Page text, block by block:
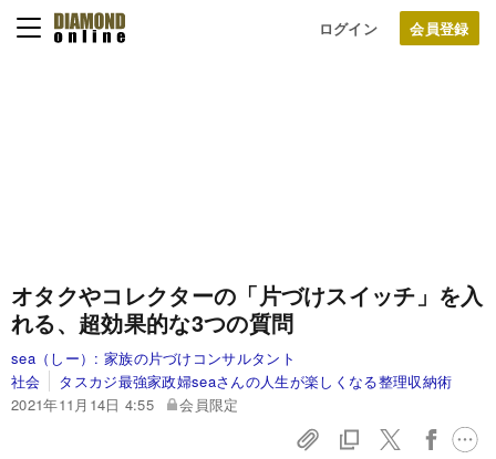
ログイン
オタクやコレクターの「片づけスイッチ」を入
れる、超効果的な3つの質問
sea（しー）: 家族の片づけコンサルタント
社会
タスカジ最強家政婦seaさんの人生が楽しくなる整理収納術
2021年11月14日 4:55
会員限定